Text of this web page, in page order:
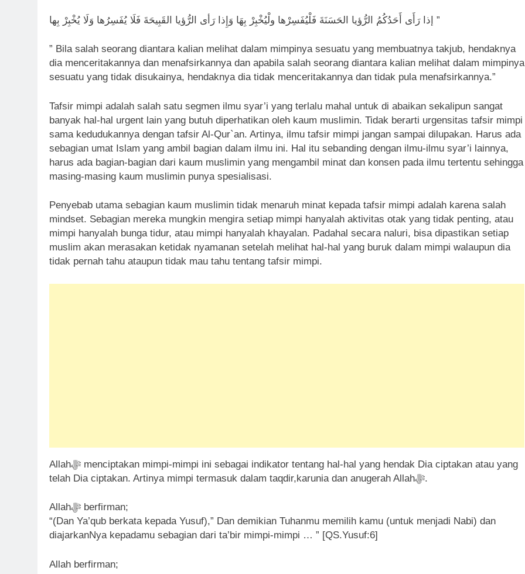
إذا رَأَى أَحَدُكُمُ الرُّؤيا الحَسَنَةَ فَلْيُفَسِرْها ولْيُخْبِرْ بِهَا وَإِذا رَأى الرُّؤيا القَبِيحَةَ فَلَا يُفَسِرُها وَلَا يُخْبِرْ بِها ”
” Bila salah seorang diantara kalian melihat dalam mimpinya sesuatu yang membuatnya takjub, hendaknya
dia menceritakannya dan menafsirkannya dan apabila salah seorang diantara kalian melihat dalam mimpinya
sesuatu yang tidak disukainya, hendaknya dia tidak menceritakannya dan tidak pula menafsirkannya.”
Tafsir mimpi adalah salah satu segmen ilmu syar’i yang terlalu mahal untuk di abaikan sekalipun sangat
banyak hal-hal urgent lain yang butuh diperhatikan oleh kaum muslimin. Tidak berarti urgensitas tafsir mimpi
sama kedudukannya dengan tafsir Al-Qur`an. Artinya, ilmu tafsir mimpi jangan sampai dilupakan. Harus ada
sebagian umat Islam yang ambil bagian dalam ilmu ini. Hal itu sebanding dengan ilmu-ilmu syar’i lainnya,
harus ada bagian-bagian dari kaum muslimin yang mengambil minat dan konsen pada ilmu tertentu sehingga
masing-masing kaum muslimin punya spesialisasi.
Penyebab utama sebagian kaum muslimin tidak menaruh minat kepada tafsir mimpi adalah karena salah
mindset. Sebagian mereka mungkin mengira setiap mimpi hanyalah aktivitas otak yang tidak penting, atau
mimpi hanyalah bunga tidur, atau mimpi hanyalah khayalan. Padahal secara naluri, bisa dipastikan setiap
muslim akan merasakan ketidak nyamanan setelah melihat hal-hal yang buruk dalam mimpi walaupun dia
tidak pernah tahu ataupun tidak mau tahu tentang tafsir mimpi.
Allahﷻ menciptakan mimpi-mimpi ini sebagai indikator tentang hal-hal yang hendak Dia ciptakan atau yang
telah Dia ciptakan. Artinya mimpi termasuk dalam taqdir,karunia dan anugerah Allahﷻ.
Allahﷻ berfirman;
“(Dan Ya’qub berkata kepada Yusuf),” Dan demikian Tuhanmu memilih kamu (untuk menjadi Nabi) dan
diajarkanNya kepadamu sebagian dari ta’bir mimpi-mimpi … ” [QS.Yusuf:6]
Allah berfirman;